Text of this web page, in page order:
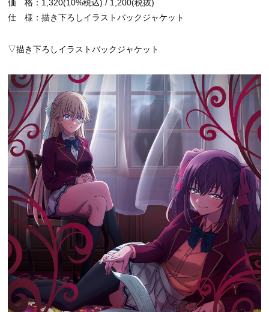
価 格：1,320(10%税込) / 1,200(税抜)
仕 様：描き下ろしイラストバックジャケット
▽描き下ろしイラストバックジャケット